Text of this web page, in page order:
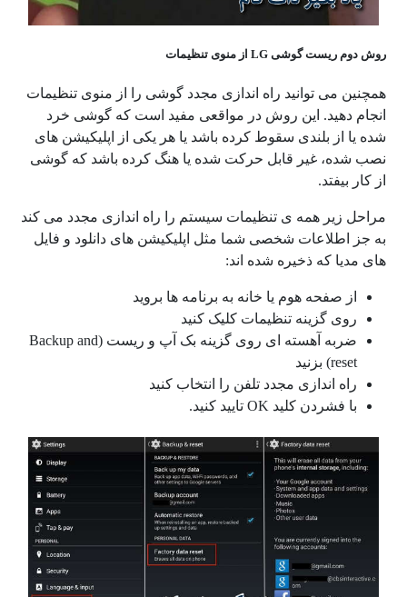
روش دوم ریست گوشی LG از منوی تنظیمات
همچنین می توانید راه اندازی مجدد گوشی را از منوی تنظیمات
انجام دهید. این روش در مواقعی مفید است که گوشی خرد
شده یا از بلندی سقوط کرده باشد یا هر یکی از اپلیکیشن های
نصب شده، غیر قابل حرکت شده یا هنگ کرده باشد که گوشی
از کار بیفتد.
مراحل زیر همه ی تنظیمات سیستم را راه اندازی مجدد می کند
به جز اطلاعات شخصی شما مثل اپلیکیشن های دانلود و فایل
های مدیا که ذخیره شده اند:
از صفحه هوم یا خانه به برنامه ها بروید
روی گزینه تنظیمات کلیک کنید
ضربه آهسته ای روی گزینه بک آپ و ریست (Backup and
reset) بزنید
راه اندازی مجدد تلفن را انتخاب کنید
با فشردن کلید OK تایید کنید.